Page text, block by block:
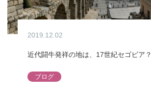
2019.12.02
近代闘牛発祥の地は、17世紀セゴビア？
ブログ